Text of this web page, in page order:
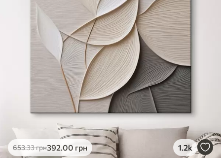
Екологічний матеріал
Преміум
363.00
Яскраві, насичені кольори
Стійкість до вицвітання
Безпечне чорнило без запаху
Поверхня з текстурою полотна
Екологічний матеріал
Еко-Преміум
.00грн
653.33грн392.00 грн 1.2k